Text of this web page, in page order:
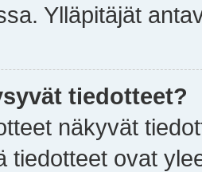
Ylläpitäjät
tiedotteet?
näkyvät
tiedotteet ovat